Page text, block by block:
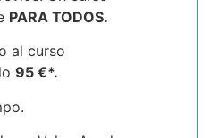
PARA TODOS.
al curso
95 €*.